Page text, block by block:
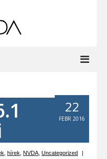
22
FEBR 2016
hírek NVDA Uncategorized
|